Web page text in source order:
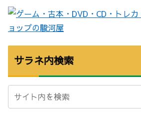
サラネ内検索